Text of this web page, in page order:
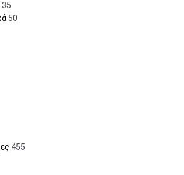
35
50
455